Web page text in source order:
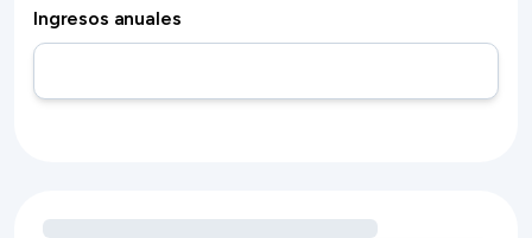
Ingresos anuales
Cargando oportunidades de ingresos por servicios